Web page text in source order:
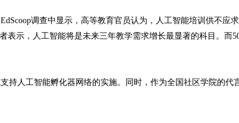
调查中显示，高等教育官员认为，人工智能培训供不应
表示，人工智能将是未来三年教学需求增长最显著的科目。而
人工智能孵化器网络的实施。同时，作为全国社区学院的代